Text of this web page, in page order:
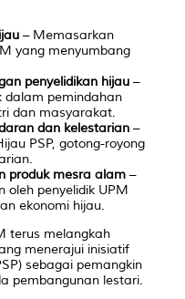
– Memasarkan
yang menyumbang
penyelidikan hijau –
dalam pemindahan
dan masyarakat.
dan kelestarian –
PSP, gotong-royong
produk mesra alam –
oleh penyelidik UPM
ekonomi hijau.
terus melangkah
menerajui inisiatif
sebagai pemangkin
pembangunan lestari.